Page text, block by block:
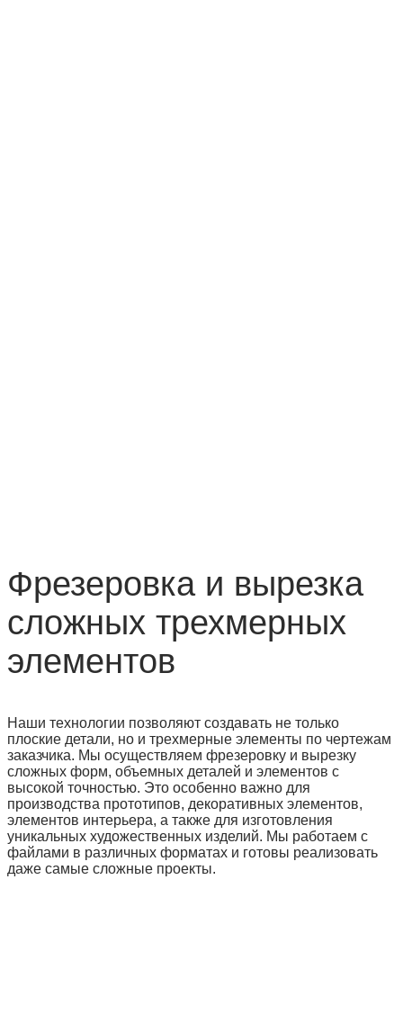
Фрезеровка и вырезка
сложных трехмерных
элементов
Наши технологии позволяют создавать не только
плоские детали, но и трехмерные элементы по чертежам
заказчика. Мы осуществляем фрезеровку и вырезку
сложных форм, объемных деталей и элементов с
высокой точностью. Это особенно важно для
производства прототипов, декоративных элементов,
элементов интерьера, а также для изготовления
уникальных художественных изделий. Мы работаем с
файлами в различных форматах и готовы реализовать
даже самые сложные проекты.